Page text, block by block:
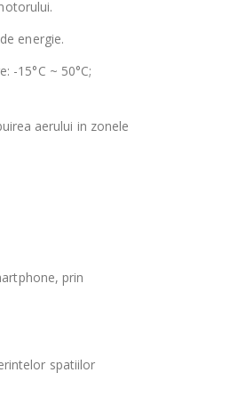
energie.
-15°C ~ 50°C;
aerului in zonele
prin
spatiilor